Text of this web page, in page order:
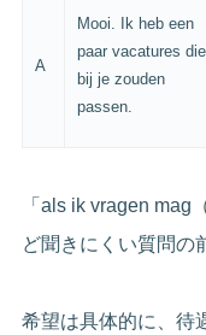
A
Mooi. Ik heb een
paar vacatures die
bij je zouden
passen.
「als ik vragen mag
ど聞きにくい質問の
希望は具体的に、待